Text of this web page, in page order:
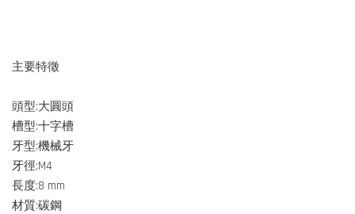
主要特徵
頭型:大圓頭
槽型:十字槽
牙型:機械牙
牙徑:M4
長度:8 mm
材質:碳鋼